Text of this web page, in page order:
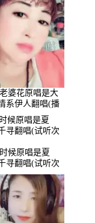
婆花原唱是大
系伊人翻唱(播
候原唱是夏
寻翻唱(试听次